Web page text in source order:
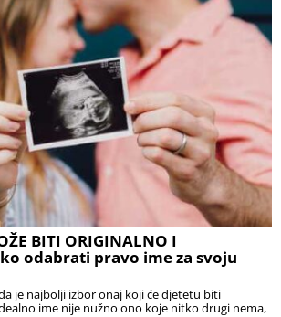
BITI ORIGINALNO I
odabrati pravo ime za svoju
je najbolji izbor onaj koji će djetetu biti
ime nije nužno ono koje nitko drugi nema,